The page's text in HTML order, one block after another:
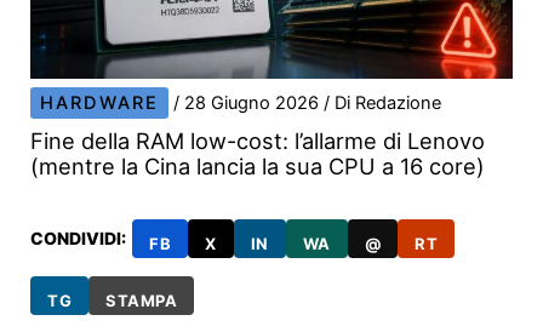
HARDWARE / 28 Giugno 2026/ Di Redazione
Fine della RAM low-cost: l’allarme di Lenovo
(mentre la Cina lancia la sua CPU a 16 core)
CONDIVIDI: FB X IN WA @ RT
TG STAMPA